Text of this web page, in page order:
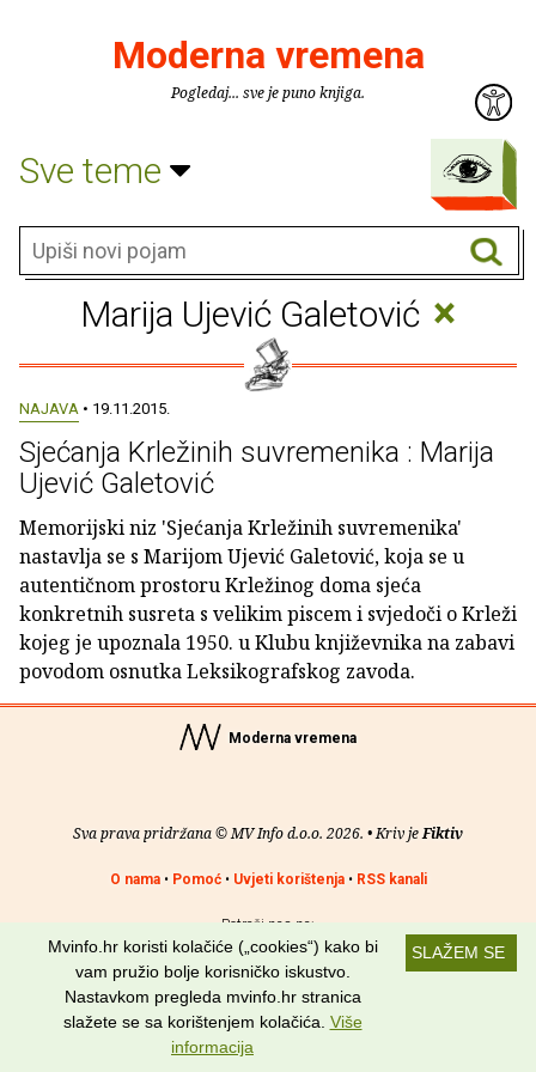
Moderna vremena
Pogledaj... sve je puno knjiga.
Sve teme
Marija Ujević Galetović ×
NAJAVA • 19.11.2015.
Sjećanja Krležinih suvremenika : Marija
Ujević Galetović
Memorijski niz 'Sjećanja Krležinih suvremenika'
nastavlja se s Marijom Ujević Galetović, koja se u
autentičnom prostoru Krležinog doma sjeća
konkretnih susreta s velikim piscem i svjedoči o Krleži
kojeg je upoznala 1950. u Klubu književnika na zabavi
povodom osnutka Leksikografskog zavoda.
Moderna vremena
Sva prava pridržana © MV Info d.o.o. 2026. • Kriv jeFiktiv
O nama• Pomoć• Uvjeti korištenja• RSS kanali
Potraži nas na:
SLAŽEM SE
Mvinfo.hr koristi kolačiće („cookies“) kako bi
vam pružio bolje korisničko iskustvo.
Nastavkom pregleda mvinfo.hr stranica
slažete se sa korištenjem kolačića. Više
informacija